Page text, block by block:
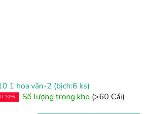
1 hoa văn-2 (bịch:6 ks)
10% Số lượng trong kho (>60 Cái)